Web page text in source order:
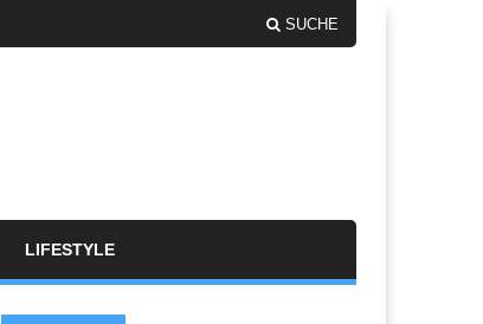
SUCHE
LIFESTYLE